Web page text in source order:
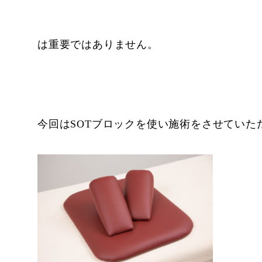
は重要ではありません。
今回はSOTブロックを使い施術をさせていた